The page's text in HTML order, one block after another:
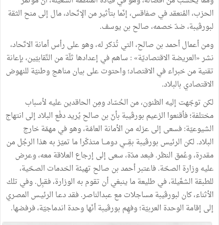
الحزب، المُنعقد في صفاقس، إنّما بتأثير من الإتّحاد، مال إلى منح الثقة
لبورڨيبة، ضدّ خصمه، صالح بن يوسف.
ومن أعمال أحمد بن صالح، التي تُذكر له، وهو على رأس أمانة الاتّحاد،
نشر «العريضة الاقتصاديّة» : ساهم في إعدادها ثلّة من النِّقابيّين، بإعانة
تقنية من خبراء في الاقتصاد؛ واحتوت على بيان مناهج وطنيّة للنهوض
الاقتصادي بالبلاد.
لكن توجّهت إليه الظنون، من الحُسّاد ومِن الحاقدين عليه لأسباب
مختلفة؛ فأقنعوا الزعيم بورڨيبة بأنّ بن صالح يُريد دفْع البلاد إلى انتهاج
الشيوعيّة: فسعى إلى عزله من الأمانة العامّة، وهو في مهمّة خارج
البلاد. لكن الرئيس بورڨيبة بقِـــي دومـــا متذكّرا ما تميّز به هذا الرجُل من
مقدرة، وعُمق النظر. فبعد مدّة، سعى إلى إرجاع العلاقة معه، وعرض
عليه وزارة الصحّة. فاعتبر أحمد بن صالح تهيئة الخدمات الصحّية،
للطبقة الشغّيلة، في طليعة ما ينبغي أن تقوم به الوزارة، فقبِل. وفي تلك
الأثناء، كان لبورڨيبة مساجلات مع عبدالناصر. فقد دعـا الرئيـس المصري
إلى إقامة الوحدة العربيّة؛ وفهِم بورڨيبة أنّها وحدة اندماجيّة، فرفضها.